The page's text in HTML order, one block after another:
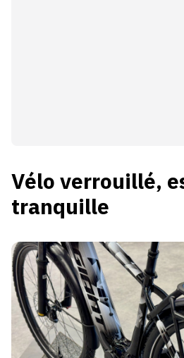
Vélo verrouillé,
tranquille